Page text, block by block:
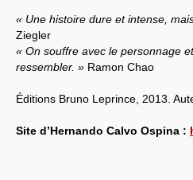
« Une histoire dure et intense,
Ziegler
« On souffre avec le personnage
ressembler. » Ramon Chao
Éditions Bruno Leprince, 2013.
Site d’Hernando Calvo Ospina :